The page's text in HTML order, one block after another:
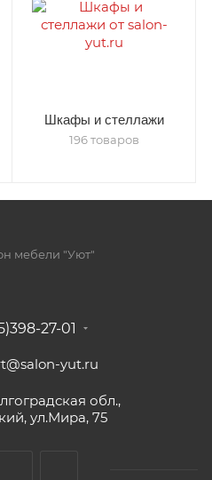
Шкафы и стеллажи
196 товаров
мебели "Уют"
27-01
yut.ru
обл.,
ул.Мира, 75